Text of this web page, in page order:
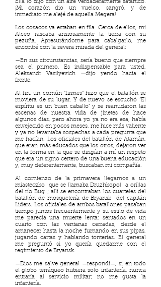
Ella lo dijo con un aire verdaderamente satánico.
¡Mi corazón dio un vuelco, sangró, y de
inmediato me alejé de aquella Megera!
Los cosacos ya estaban en fila. Cerca de ellos, mi
Alceo rascaba ansiosamente la tierra con su
pezuña. Apresurándome para cabalgarlo, me
encontré con la severa mirada del general:
—En sus circunstancias, sería bueno que siempre
sea el primero. Es indispensable para usted,
Aleksandr Vasilyevich —dijo yendo hacia el
frente.
Al fin, un común “firmes” hizo que el batallón se
moviera de su lugar. Y de nuevo se escuchó “El
espíritu es un buen caballo” y se reanudaron las
escenas de nuestra vida de jinetes de hace
algunos días, pero ahora yo ya no era esa, había
envejecido en pocos meses, me hice más valiente
y ya no levantaba sospechas a cada pregunta que
me hacían. Los oficiales del batallón de Atamán,
que eran más educados que los otros, dejaron ver
en la forma en la que se dirigían a mí un respeto
que era un signo certero de una buena educación
y, muy deferentemente, buscaban mi compañía.
Al comienzo de la primavera llegamos a un
miasteczko que se llamaba Druzhkopol a orillas
del río Bug ; allí se encontraban los cuarteles del
batallón de mosquetería de Bryansk del capitán
Liders. Los oficiales de ambos batallones pasaban
tiempo juntos frecuentemente y su estilo de vida
me parecía una muerte lenta: sentados en un
cuarto con las ventanas cerradas, desde el
amanecer hasta la noche fumando en sus pipas,
jugando cartas y hablando tonterías. El general
me preguntó si yo quería quedarme con el
regimiento de Bryansk.
—Dios me salve general —respondí—, si en todo
el globo terráqueo hubiera solo infantería, nunca
entraría al servicio militar; no me gusta la
infantería.